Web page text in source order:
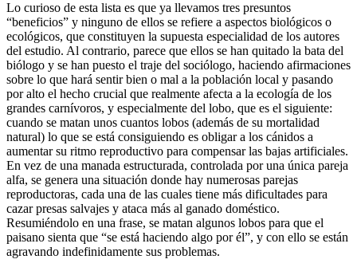
Lo curioso de esta lista es que ya llevamos tres presuntos
“beneficios” y ninguno de ellos se refiere a aspectos biológicos o
ecológicos, que constituyen la supuesta especialidad de los autores
del estudio. Al contrario, parece que ellos se han quitado la bata del
biólogo y se han puesto el traje del sociólogo, haciendo afirmaciones
sobre lo que hará sentir bien o mal a la población local y pasando
por alto el hecho crucial que realmente afecta a la ecología de los
grandes carnívoros, y especialmente del lobo, que es el siguiente:
cuando se matan unos cuantos lobos (además de su mortalidad
natural) lo que se está consiguiendo es obligar a los cánidos a
aumentar su ritmo reproductivo para compensar las bajas artificiales.
En vez de una manada estructurada, controlada por una única pareja
alfa, se genera una situación donde hay numerosas parejas
reproductoras, cada una de las cuales tiene más dificultades para
cazar presas salvajes y ataca más al ganado doméstico.
Resumiéndolo en una frase, se matan algunos lobos para que el
paisano sienta que “se está haciendo algo por él”, y con ello se están
agravando indefinidamente sus problemas.